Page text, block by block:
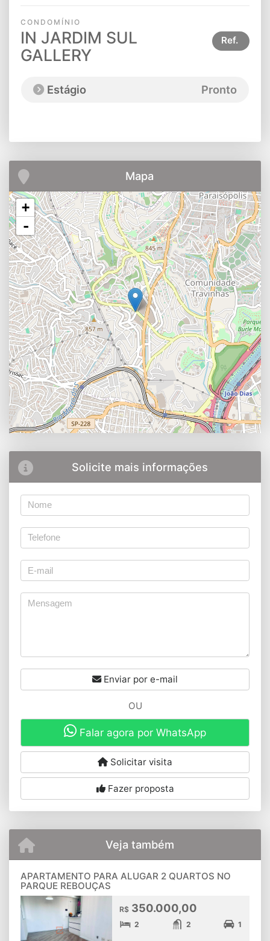
CONDOMÍNIO
IN JARDIM SUL
GALLERY
Ref.
Estágio Pronto
Mapa
+
-
Solicite mais informações
Enviar por e-mail
OU
Falar agora por WhatsApp
Solicitar visita
Fazer proposta
Veja também
APARTAMENTO PARA ALUGAR 2 QUARTOS NO
PARQUE REBOUÇAS
R$ 350.000,00
2 2 1